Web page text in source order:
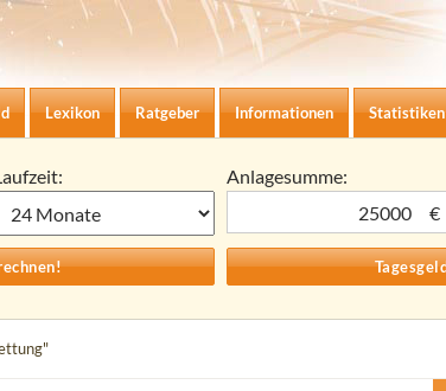
Lexikon Ratgeber Informationen Statistiken
Anlagesumme:
€